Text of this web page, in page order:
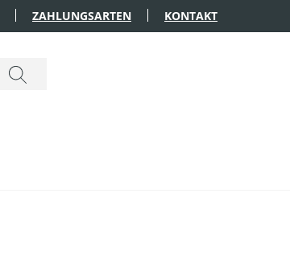
ZAHLUNGSARTEN KONTAKT